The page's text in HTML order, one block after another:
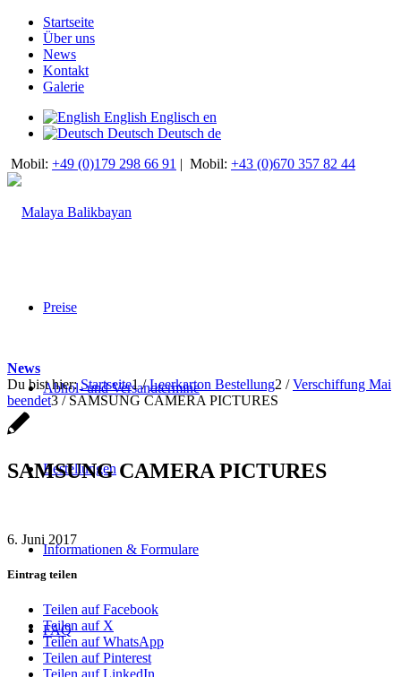
Startseite
Über uns
News
Kontakt
Galerie
English Englisch en
Deutsch Deutsch de
Mobil: +49 (0)179 298 66 91 | Mobil: +43 (0)670 357 82 44
Preise
Abhol- und Versandtermine
Bestellungen
Informationen & Formulare
FAQ
News
Du bist hier: Startseite1 / Leerkarton Bestellung2 / Verschiffung Mai
beendet3 / SAMSUNG CAMERA PICTURES
SAMSUNG CAMERA PICTURES
6. Juni 2017
Eintrag teilen
Teilen auf Facebook
Teilen auf X
Teilen auf WhatsApp
Teilen auf Pinterest